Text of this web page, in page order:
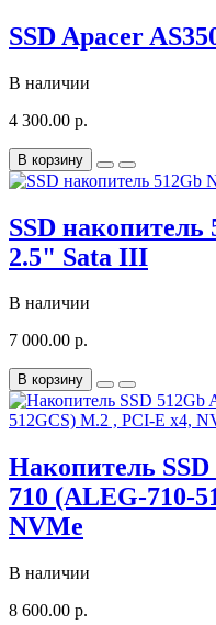
SSD Apacer
В наличии
4 300.00 р.
В корзину
SSD накопитель
2.5" Sata III
В наличии
7 000.00 р.
В корзину
Накопитель
710 (ALEG-710-
NVMe
В наличии
8 600.00 р.